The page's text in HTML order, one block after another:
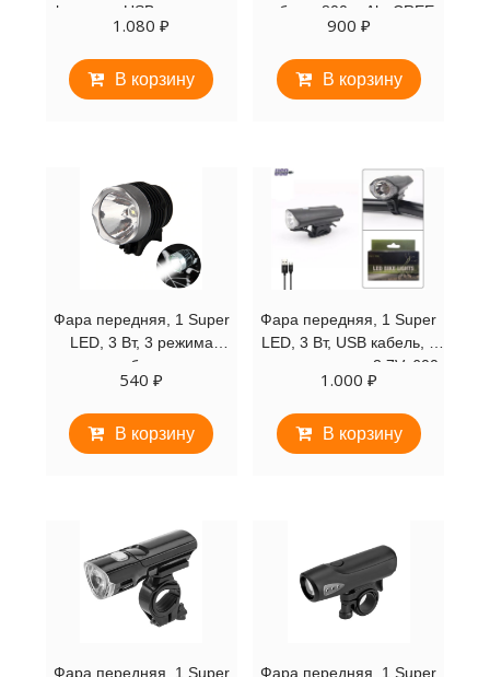
lumens+, USB зарядка с
аккумулятором 3,7V/800
mAh, 4 режима работ
1.080₽
В корзину
кабель, 800 mAh, CREE
LED, 300 Lum, 3 режима
работы, RPL-2255
900 ₽
В корзину
Фара передняя, 1 Super
LED, 3 Вт, 3 режима
работы,
влагозащищенный
корпус, блистер
(F3265117)
540₽
В корзину
Фара передняя, 1 Super
LED, 3 Вт, USB кабель, с
аккумулятором 3,7V, 600
mAh, 4 режима раб.,
функция проблесковых
маячков, Waterproof, XLT-
108 (FW3265420)
1.000 ₽
В корзину
Фара передняя, 1 Super Фара передняя, 1 Super